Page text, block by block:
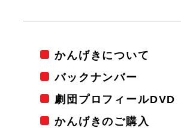
かんげきについて
バックナンバー
劇団プロフィールDVD
かんげきのご購入